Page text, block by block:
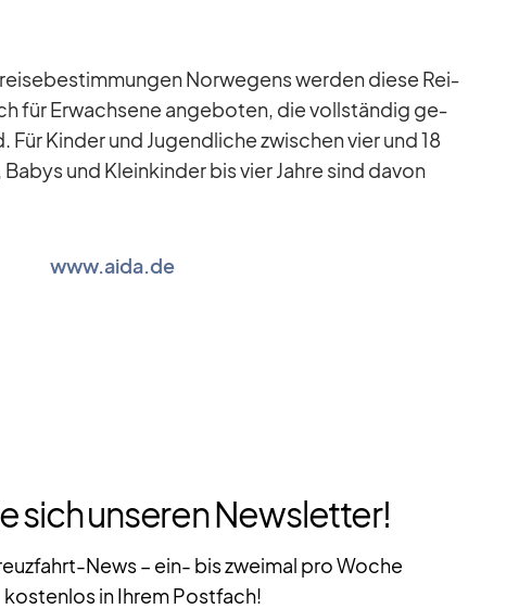
Nor­we­gens wer­den diese Rei­
für Er­wach­sene an­ge­bo­ten, die voll­stän­dig ge­
Kin­der und Ju­gend­li­che zwi­schen vier und 18
und Klein­kin­der bis vier Jahre sind da­von
www.aida.de
sich unseren Newsletter!
News – ein- bis zweimal pro Woche
kostenlos in Ihrem Postfach!